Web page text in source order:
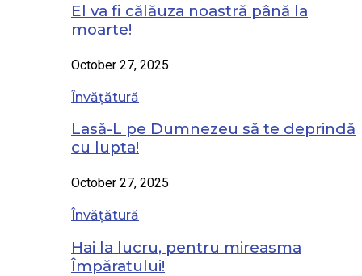
El va fi călăuza noastră până la
moarte!
October 27, 2025
Învățătură
Lasă-L pe Dumnezeu să te deprindă
cu lupta!
October 27, 2025
Învățătură
Hai la lucru, pentru mireasma
Împăratului!